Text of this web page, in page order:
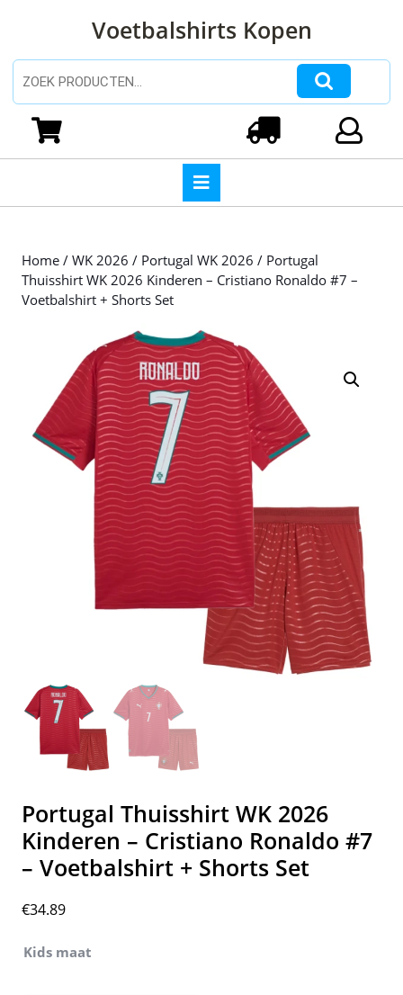
inhoud
Voetbalshirts Kopen
Zoeken naar:
Home / WK 2026 / Portugal WK 2026 / Portugal
Thuisshirt WK 2026 Kinderen – Cristiano Ronaldo #7 –
Voetbalshirt + Shorts Set
Portugal Thuisshirt WK 2026
Kinderen – Cristiano Ronaldo #7
– Voetbalshirt + Shorts Set
€34.89
Kids maat